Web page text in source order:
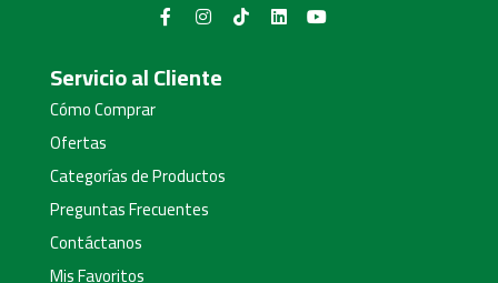
Servicio al Cliente
Cómo Comprar
Ofertas
Categorías de Productos
Preguntas Frecuentes
Contáctanos
Mis Favoritos